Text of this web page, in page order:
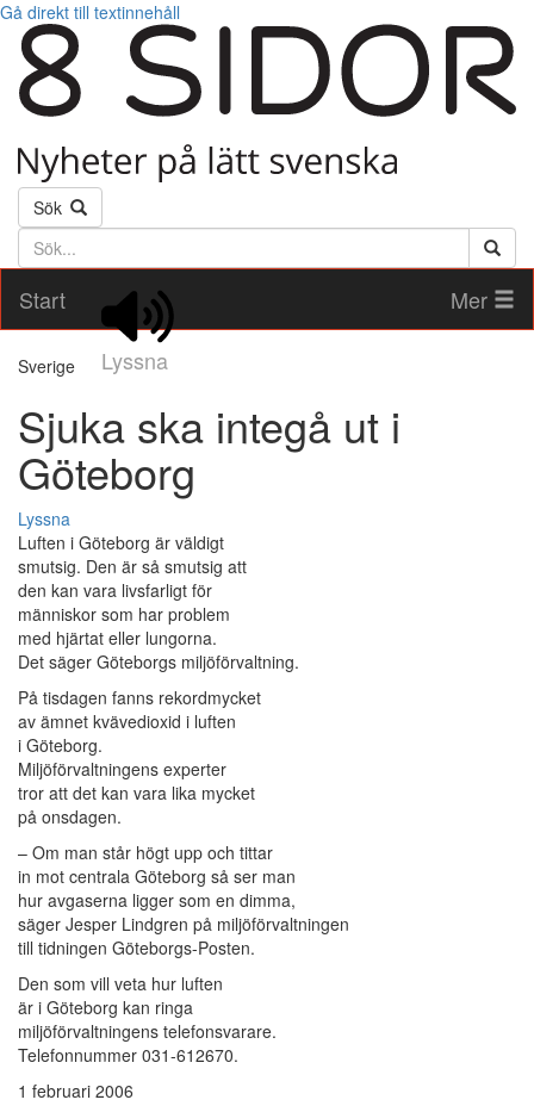
Gå direkt till textinnehåll
Sök
Söktext
Start
Lyssna
Mer
Sverige
Sjuka ska integå ut i
Göteborg
Lyssna
Luften i Göteborg är väldigt
smutsig. Den är så smutsig att
den kan vara livsfarligt för
människor som har problem
med hjärtat eller lungorna.
Det säger Göteborgs miljöförvaltning.
På tisdagen fanns rekordmycket
av ämnet kvävedioxid i luften
i Göteborg.
Miljöförvaltningens experter
tror att det kan vara lika mycket
på onsdagen.
– Om man står högt upp och tittar
in mot centrala Göteborg så ser man
hur avgaserna ligger som en dimma,
säger Jesper Lindgren på miljöförvaltningen
till tidningen Göteborgs-Posten.
Den som vill veta hur luften
är i Göteborg kan ringa
miljöförvaltningens telefonsvarare.
Telefonnummer 031-612670.
1 februari 2006